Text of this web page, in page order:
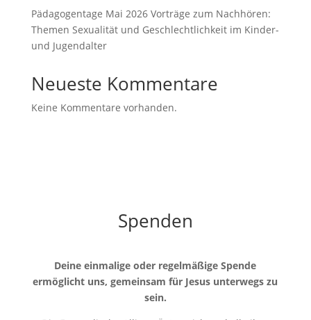
Pädagogentage Mai 2026 Vorträge zum Nachhören:
Themen Sexualität und Geschlechtlichkeit im Kinder-
und Jugendalter
Neueste Kommentare
Keine Kommentare vorhanden.
Spenden
Deine einmalige oder regelmäßige Spende
ermöglicht uns, gemeinsam für Jesus unterwegs zu
sein.